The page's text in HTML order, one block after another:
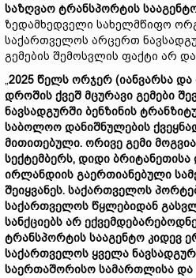
საზღვაო ტრანსპორტის
ზედამხედველი სახელმწიფო
საქართველოს არცერთ
გემების შემოსვლის ფაქტი არ
„2025 წელს ორჯერ (იანვარსა და
დროშის ქვეშ მცურავი გემები
ნავსადგურში ბენზინის
საბოლოო დანიშნულების
მითითებული. ორივე გემი
სექტემბერს, დიდი ბრიტანეთისა
ირლანდიის გაერთიანებული
შეიყვანეს. საქართველოს
საქართველოს წყლებიდან
სანქციებს არ
ტრანსპორტის სააგენტო კიდევ
საქართველოს ყველა
საერთაშორისო სამართლისა და